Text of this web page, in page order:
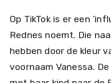
Op TikTok is er een
Rednes noemt. Die
hebben door de kleur
voornaam Vanessa.